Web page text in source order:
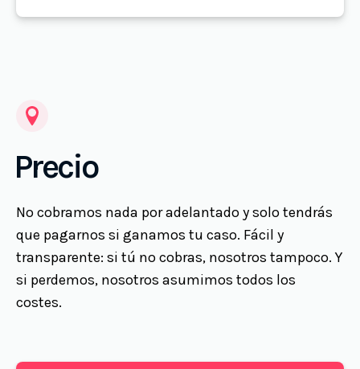
Precio
No cobramos nada por adelantado y solo tendrás
que pagarnos si ganamos tu caso. Fácil y
transparente: si tú no cobras, nosotros tampoco. Y
si perdemos, nosotros asumimos todos los
costes.